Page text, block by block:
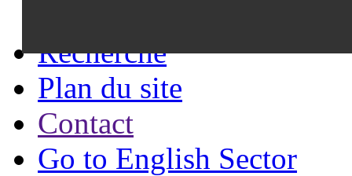
Recherche
Plan du site
Contact
Go to English Sector